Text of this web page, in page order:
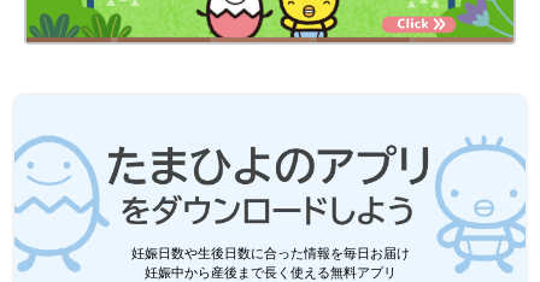
妊娠日数や生後日数に合った情報を毎日お届け
妊娠中から産後まで長く使える無料アプリ